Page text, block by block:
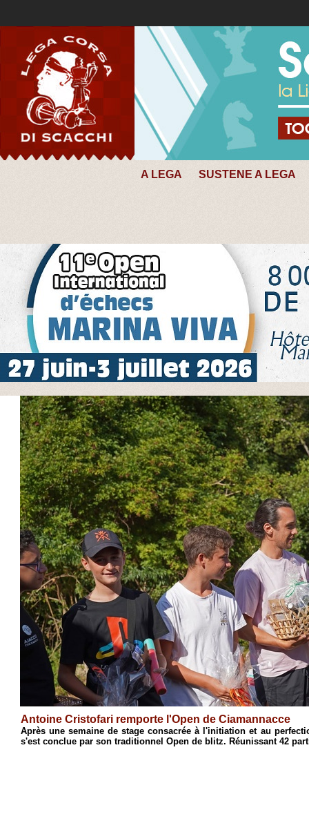
A LEGA SUSTENE A LEGA
Antoine Cristofari remporte l'Open de Ciamannacce
Après une semaine de stage consacrée à l'initiation et au
s'est conclue par son traditionnel Open de blitz. Réunissant 42